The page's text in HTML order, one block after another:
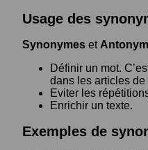
Usage des
Synonymes et
Définir un mot.
dans les articles de
Eviter les
Enrichir un texte.
Exemples de